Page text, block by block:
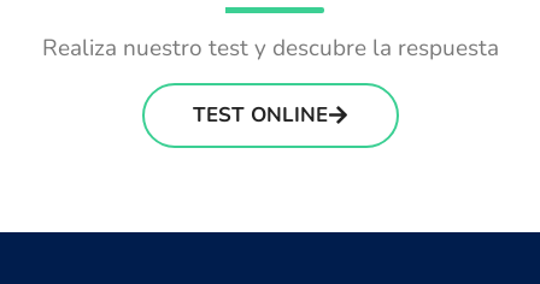
Realiza nuestro test y descubre la respuesta
TEST ONLINE